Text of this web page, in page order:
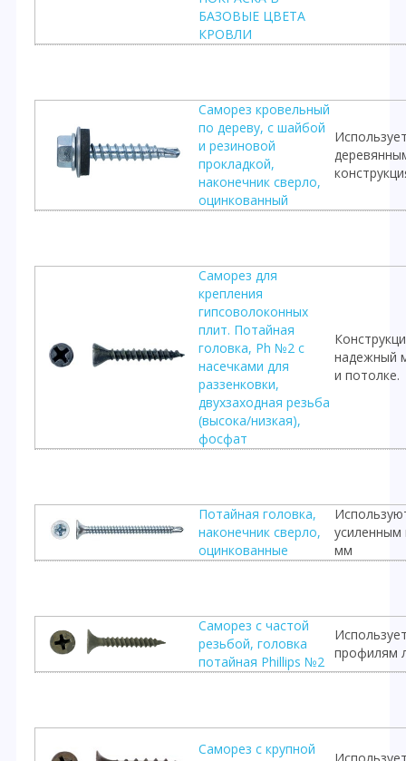
БАЗОВЫЕ ЦВЕТА
КРОВЛИ
Саморез кровельный
по дереву, с шайбой
и резиновой
прокладкой,
наконечник сверло,
оцинкованный
Саморез для
крепления
гипсоволоконных
плит. Потайная
головка, Ph №2 с
насечками для
раззенковки,
двухзаходная резьба
(высока/низкая),
фосфат
надежный
и потолке.
Потайная головка,
наконечник сверло,
оцинкованные
мм
Саморез с частой
резьбой, головка
потайная Phillips №2
профилям
Саморез с крупной